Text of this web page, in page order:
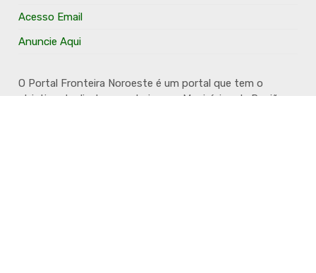
Acesso Email
Anuncie Aqui
O Portal Fronteira Noroeste é um portal que tem o
objetivo de divulgar e valorizar os Municípios da Região